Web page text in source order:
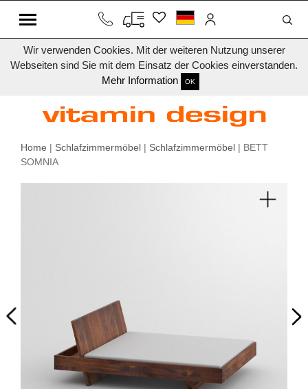
Wir verwenden Cookies. Mit der weiteren Nutzung unserer
Webseiten sind Sie mit dem Einsatz der Cookies einverstanden.
Mehr Information
OK
Home | Schlafzimmermöbel | Schlafzimmermöbel | BETT
SOMNIA